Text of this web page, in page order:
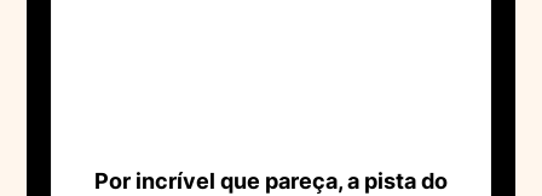
Por incrível que pareça, a pista do